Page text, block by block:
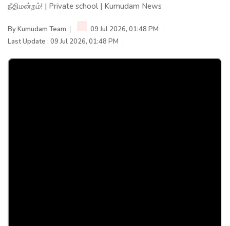
நீதிமன்றம்! | Private school | Kumudam News
ByKumudam Team
09 Jul 2026, 01:48 PM
Last Update : 09 Jul 2026, 01:48 PM